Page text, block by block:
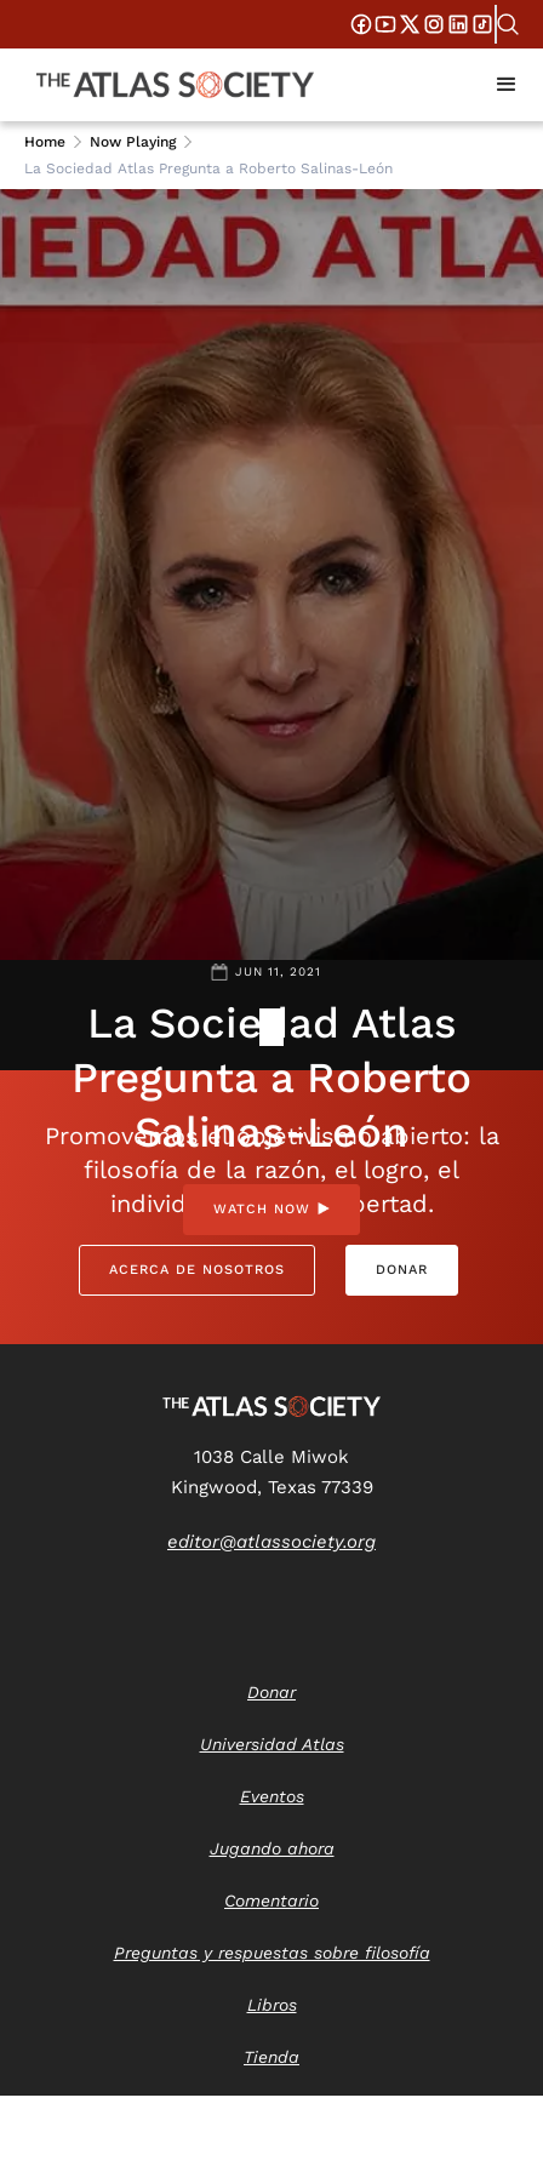
JUN 11, 2021
La Sociedad Atlas
Pregunta a Roberto
Salinas-León
WATCH NOW
Home
Now Playing
La Sociedad Atlas Pregunta a Roberto Salinas-León
Promovemos el objetivismo abierto: la
filosofía de la razón, el logro, el
individualismo y la libertad.
ACERCA DE NOSOTROS DONAR
1038 Calle Miwok
Kingwood, Texas 77339
editor@atlassociety.org
Donar
Universidad Atlas
Eventos
Jugando ahora
Comentario
Preguntas y respuestas sobre filosofía
Libros
Tienda